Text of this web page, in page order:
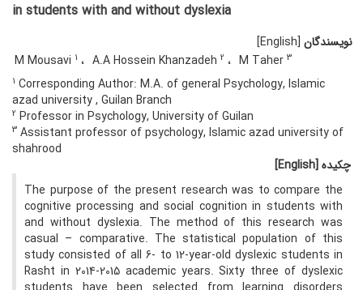
in students with and without dyslexia
نویسندگان [English]
M Mousavi 1 A.A Hossein Khanzadeh 2 M Taher 3
1 Corresponding Author: M.A. of general Psychology, Islamic
azad university , Guilan Branch
2 Professor in Psychology, University of Guilan
3 Assistant professor of psychology, Islamic azad university of
shahrood
چکیده [English]
The purpose of the present research was to compare the
cognitive processing and social cognition in students with
and without dyslexia. The method of this research was
casual – comparative. The statistical population of this
study consisted of all 6- to 12-year-old dyslexic students in
Rasht in 2014-2015 academic years. Sixty three of dyslexic